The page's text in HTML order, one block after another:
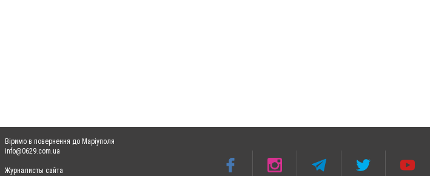
Віримо в повернення до Маріуполя
info@0629.com.ua
Журналисты сайта